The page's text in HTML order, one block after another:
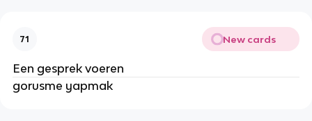
71 New cards
Een gesprek voeren
gorusme yapmak